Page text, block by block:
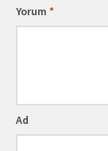
Yorum *
Ad